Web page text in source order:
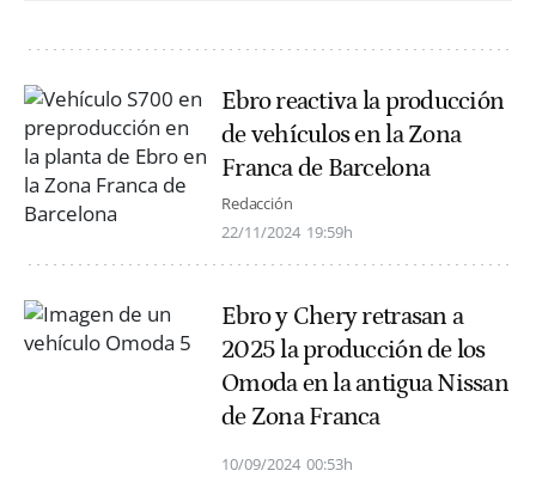
Ebro reactiva la producción
de vehículos en la Zona
Franca de Barcelona
Redacción
22/11/2024 19:59h
Ebro y Chery retrasan a
2025 la producción de los
Omoda en la antigua Nissan
de Zona Franca
10/09/2024 00:53h